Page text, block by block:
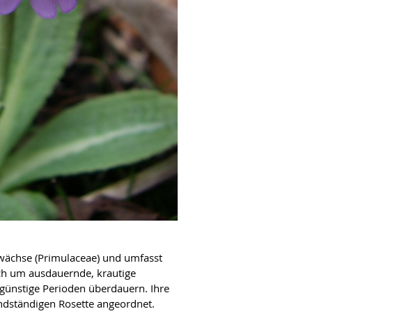
(Primulaceae) und umfasst
um ausdauernde, krautige
Perioden überdauern. Ihre
Rosette angeordnet.